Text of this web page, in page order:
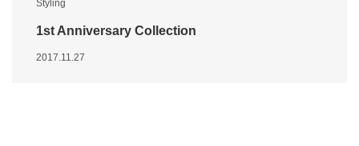
Styling
1st Anniversary Collection
2017.11.27